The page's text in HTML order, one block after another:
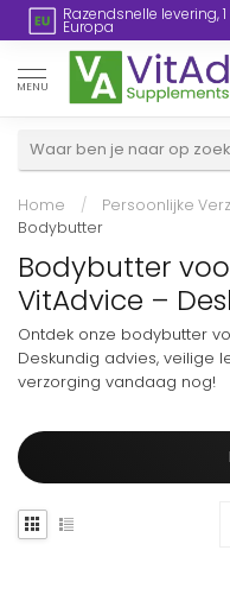
Razendsnelle levering,
Europa
MENU
Home / Persoonlijke
Bodybutter
Bodybutter
VitAdvice –
Ontdek onze bodybutter
Deskundig advies, veilige
verzorging vandaag nog!